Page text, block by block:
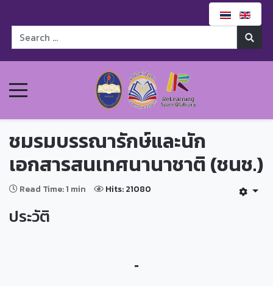
ชมรมบรรณารักษ์และนัก
เอกสารสนเทศนานาชาติ (ชนช.)
Read Time: 1 min Hits: 21080
ประวัติ
-